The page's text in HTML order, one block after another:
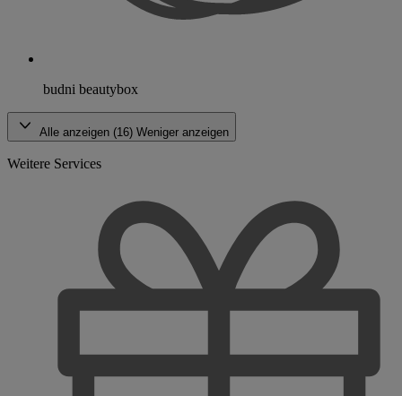
budni beautybox
Alle anzeigen (16) Weniger anzeigen
Weitere Services